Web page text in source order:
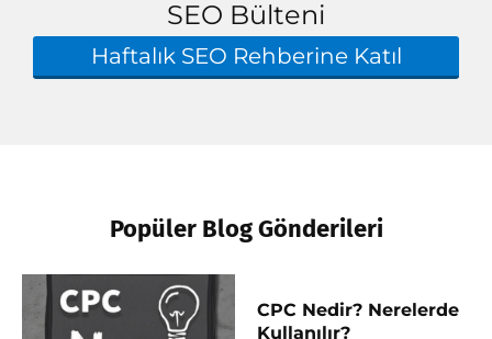
SEO Bülteni
Haftalık SEO Rehberine Katıl
Popüler Blog Gönderileri
CPC Nedir? Nerelerde
Kullanılır?